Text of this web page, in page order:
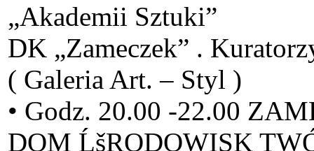
„Akademii Sztuki”
DK „Zameczek” .
( Galeria Art. – Styl )
• Godz. 20.00 -22.00
DOM ĹšRODOWISK